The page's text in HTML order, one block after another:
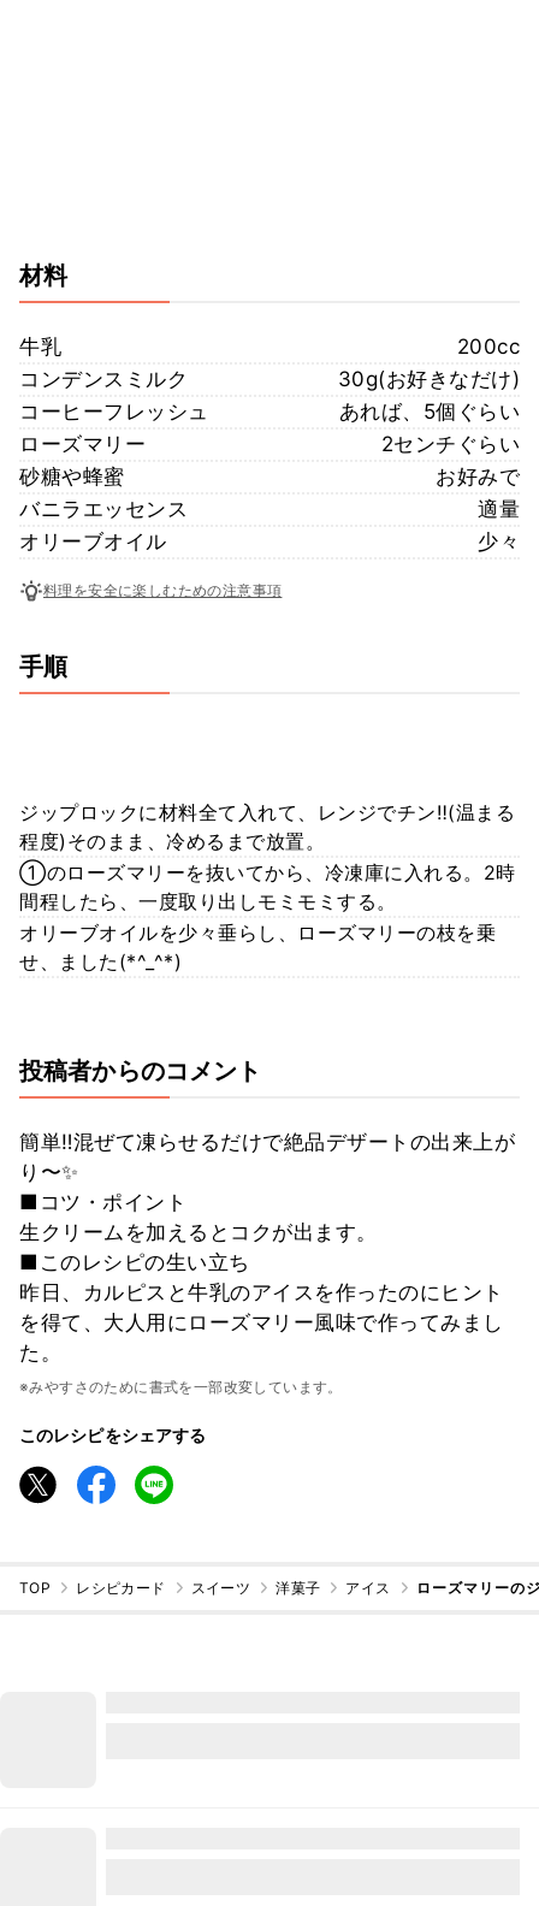
材料
牛乳
200cc
コンデンスミルク
30g(お好きなだけ)
コーヒーフレッシュ
あれば、5個ぐらい
ローズマリー
2センチぐらい
砂糖や蜂蜜
お好みで
バニラエッセンス
適量
オリーブオイル
少々
料理を安全に楽しむための注意事項
手順
ジップロックに材料全て入れて、レンジでチン‼️(温まる
程度)そのまま、冷めるまで放置。
①のローズマリーを抜いてから、冷凍庫に入れる。2時
間程したら、一度取り出しモミモミする。
オリーブオイルを少々垂らし、ローズマリーの枝を乗
せ、ました(*^_^*)
投稿者からのコメント
簡単‼️混ぜて凍らせるだけで絶品デザートの出来上が
り〜✨
■コツ・ポイント
生クリームを加えるとコクが出ます。
■このレシピの生い立ち
昨日、カルピスと牛乳のアイスを作ったのにヒント
を得て、大人用にローズマリー風味で作ってみまし
た。
※みやすさのために書式を一部改変しています。
このレシピをシェアする
TOP レシピカード スイーツ 洋菓子 アイス ローズマリーの